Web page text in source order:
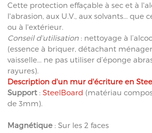
Cette protection effaçable à sec et à
l'abrasion, aux U.V., aux solvants... que
ou à l'extérieur.
Conseil d’utilisation : nettoyage à
(essence à briquer, détachant
vaisselle... ne pas utiliser d’éponge
rayures).
Description d'un mur d'écriture en
Support : SteelBoard (matériau
de 3mm).
Magnétique : Sur les 2 faces